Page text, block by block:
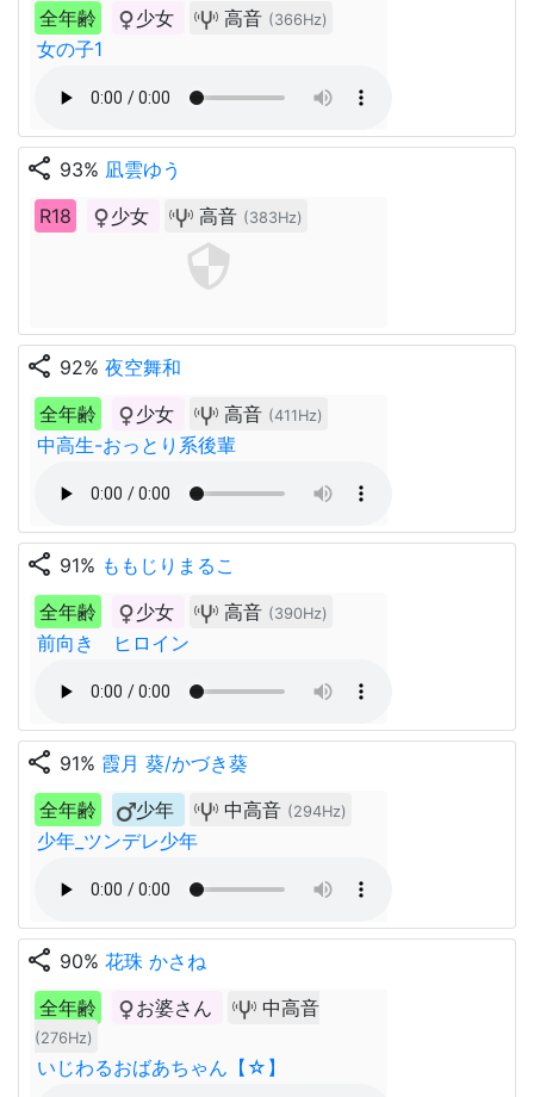
全年齢
少女 高音 (366Hz)
女の子1
share 93% 凪雲ゆう
R18
少女 高音 (383Hz)
share 92% 夜空舞和
全年齢
少女 高音 (411Hz)
中高生-おっとり系後輩
share 91% ももじりまるこ
全年齢
少女 高音 (390Hz)
前向き ヒロイン
share 91% 霞月 葵/かづき葵
全年齢
少年 中高音 (294Hz)
少年_ツンデレ少年
share 90% 花珠 かさね
全年齢
お婆さん 中高音
(276Hz)
いじわるおばあちゃん【☆】